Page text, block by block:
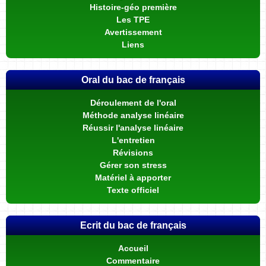
Histoire-géo première
Les TPE
Avertissement
Liens
Oral du bac de français
Déroulement de l'oral
Méthode analyse linéaire
Réussir l'analyse linéaire
L'entretien
Révisions
Gérer son stress
Matériel à apporter
Texte officiel
Ecrit du bac de français
Accueil
Commentaire